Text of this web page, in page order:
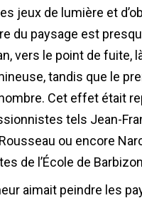
jeux de lumière et
du paysage est
vers le point de fuite,
tandis que le
Cet effet était
tels Jean-
ou encore
de l’École de
aimait peindre les